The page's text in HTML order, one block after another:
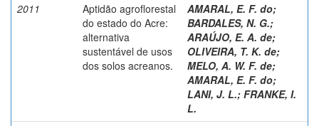
2011
Aptidão agroflorestal
do estado do Acre:
alternativa
sustentável de usos
dos solos acreanos.
AMARAL, E. F. do;
BARDALES, N. G.;
ARAÚJO, E. A. de;
OLIVEIRA, T. K. de;
MELO, A. W. F. de;
AMARAL, E. F. do;
LANI, J. L.; FRANKE, I.
L.